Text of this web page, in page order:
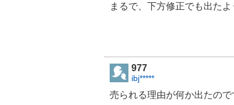
まるで、下方修正でも出た
977
ibj*****
売られる理由が何か出たので